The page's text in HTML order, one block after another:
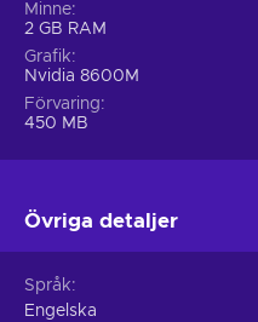
Minne
2 GB RAM
Grafik
Nvidia 8600M
Förvaring
450 MB
Övriga detaljer
Språk
Engelska